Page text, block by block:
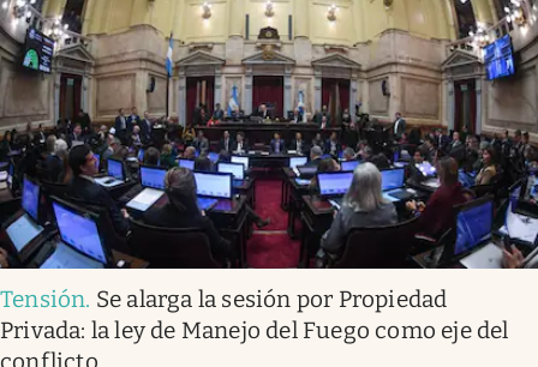
Tensión. Se alarga la sesión por Propiedad
Privada: la ley de Manejo del Fuego como eje del
conflicto